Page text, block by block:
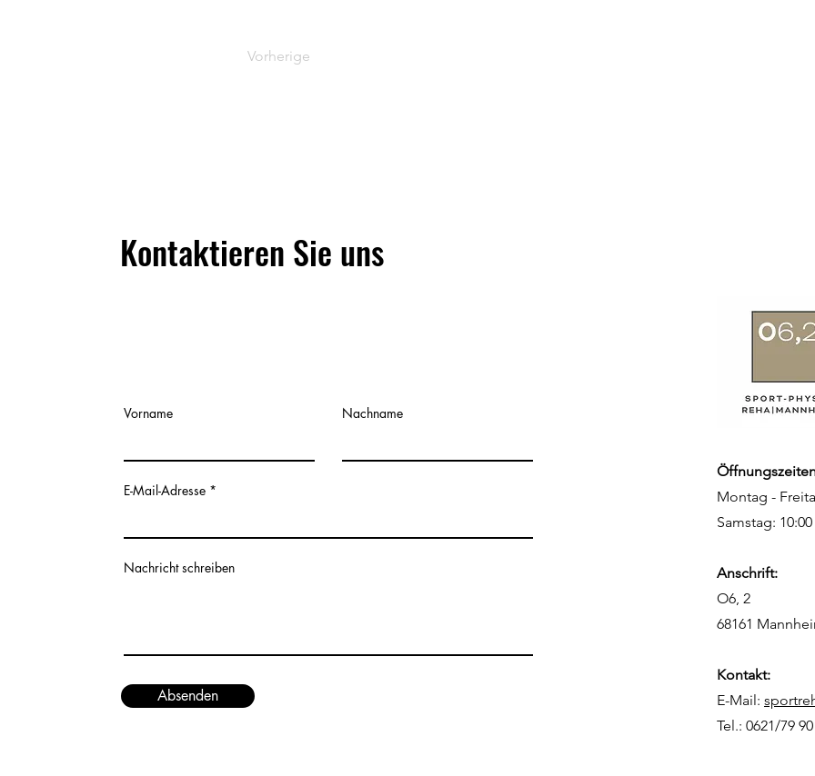
Vorherige
Kontaktieren Sie uns
Vorname Nachname
E-Mail-Adresse
Nachricht schreiben
Absenden
Montag -
Samstag:
Anschrift:
O6, 2
68161
Kontakt:
E-Mail:
Tel.: 0621/79